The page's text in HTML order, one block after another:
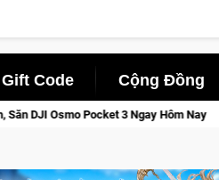
Gift Code Cộng Đồng
Lineage W – Quyền lực